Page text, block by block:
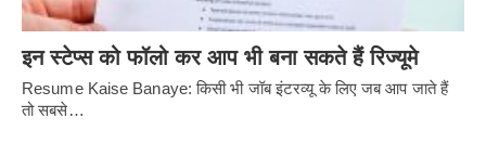
इन स्टेप्स को फॉलो कर आप भी बना सकते हैं रिज्यूमे
Resume Kaise Banaye: किसी भी जॉब इंटरव्यू के लिए जब आप जाते हैं
तो सबसे…